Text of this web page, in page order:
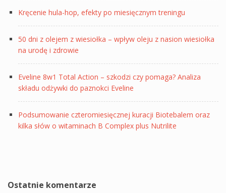
Kręcenie hula-hop, efekty po miesięcznym treningu
50 dni z olejem z wiesiołka – wpływ oleju z nasion wiesiołka
na urodę i zdrowie
Eveline 8w1 Total Action – szkodzi czy pomaga? Analiza
składu odżywki do paznokci Eveline
Podsumowanie czteromiesięcznej kuracji Biotebalem oraz
kilka słów o witaminach B Complex plus Nutrilite
Ostatnie komentarze